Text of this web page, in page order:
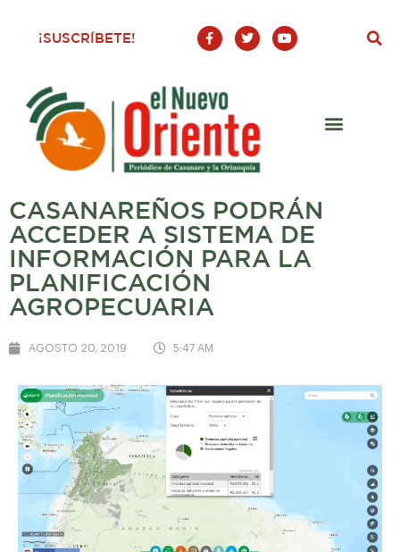
¡SUSCRÍBETE!
F
a
c
o
o
-
T
w
i
Y
o
u
CASANAREÑOS PODRÁN
ACCEDER A SISTEMA DE
INFORMACIÓN PARA LA
PLANIFICACIÓN
AGROPECUARIA
AGOSTO 20, 2019 5:47 AM